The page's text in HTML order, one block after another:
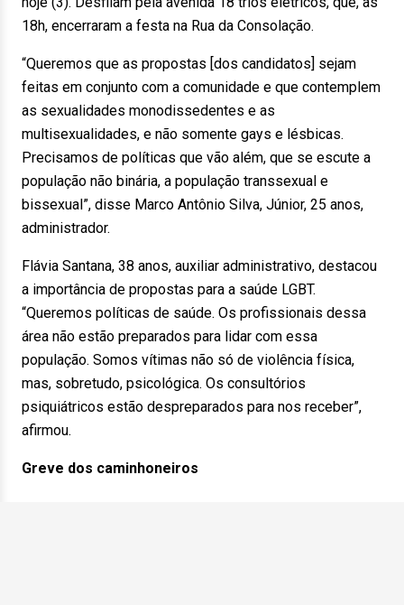
18h, encerraram a festa na Rua da Consolação.
“Queremos que as propostas [dos candidatos] sejam
feitas em conjunto com a comunidade e que contemplem
as sexualidades monodissedentes e as
multisexualidades, e não somente gays e lésbicas.
Precisamos de políticas que vão além, que se escute a
população não binária, a população transsexual e
bissexual”, disse Marco Antônio Silva, Júnior, 25 anos,
administrador.
Flávia Santana, 38 anos, auxiliar administrativo, destacou
a importância de propostas para a saúde LGBT.
“Queremos políticas de saúde. Os profissionais dessa
área não estão preparados para lidar com essa
população. Somos vítimas não só de violência física,
mas, sobretudo, psicológica. Os consultórios
psiquiátricos estão despreparados para nos receber”,
afirmou.
Greve dos caminhoneiros